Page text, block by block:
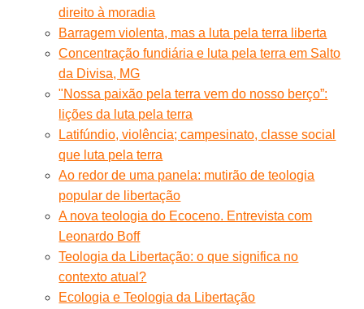
direito à moradia
Barragem violenta, mas a luta pela terra liberta
Concentração fundiária e luta pela terra em Salto
da Divisa, MG
"Nossa paixão pela terra vem do nosso berço”:
lições da luta pela terra
Latifúndio, violência; campesinato, classe social
que luta pela terra
Ao redor de uma panela: mutirão de teologia
popular de libertação
A nova teologia do Ecoceno. Entrevista com
Leonardo Boff
Teologia da Libertação: o que significa no
contexto atual?
Ecologia e Teologia da Libertação